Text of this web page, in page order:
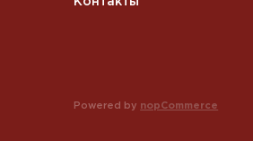
Powered by nopCommerce